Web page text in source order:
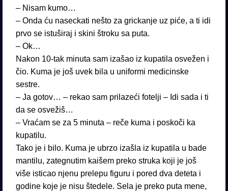
– Nisam kumo…
– Onda ću naseckati nešto za grickanje uz piće, a ti idi
prvo se istuširaj i skini štroku sa puta.
– Ok…
Nakon 10-tak minuta sam izašao iz kupatila osvežen i
čio. Kuma je još uvek bila u uniformi medicinske
sestre.
– Ja gotov… – rekao sam prilazeći fotelji – Idi sada i ti
da se osvežiš…
– Vraćam se za 5 minuta – reče kuma i poskoči ka
kupatilu.
Tako je i bilo. Kuma je ubrzo izašla iz kupatila u bade
mantilu, zategnutim kaišem preko struka koji je još
više isticao njenu prelepu figuru i pored dva deteta i
godine koje je nisu štedele. Sela je preko puta mene,